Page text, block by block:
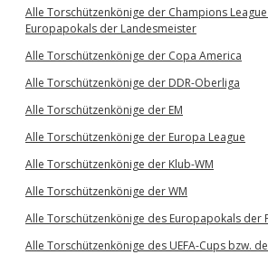
Alle Torschützenkönige der Champions
Europapokals der Landesmeister
Alle Torschützenkönige der Copa America
Alle Torschützenkönige der DDR-Oberliga
Alle Torschützenkönige der EM
Alle Torschützenkönige der Europa League
Alle Torschützenkönige der Klub-WM
Alle Torschützenkönige der WM
Alle Torschützenkönige des Europapokals der
Alle Torschützenkönige des UEFA-Cups bzw.